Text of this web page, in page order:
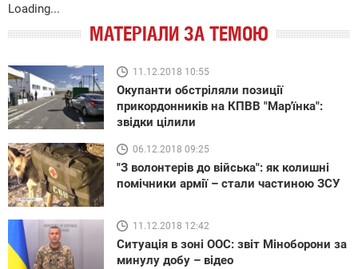
Loading...
МАТЕРІАЛИ ЗА ТЕМОЮ
11.12.2018 10:55
Окупанти обстріляли позиції
прикордонників на КПВВ "Мар'їнка":
звідки цілили
06.12.2018 09:25
"З волонтерів до війська": як колишні
помічники армії – стали частиною ЗСУ
11.12.2018 12:42
Ситуація в зоні ООС: звіт Міноборони за
минулу добу – відео